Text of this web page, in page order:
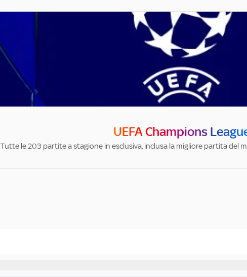
UEFA Champions
Tutte le 203 partite a stagione in esclusiva, inclusa la migliore partita del